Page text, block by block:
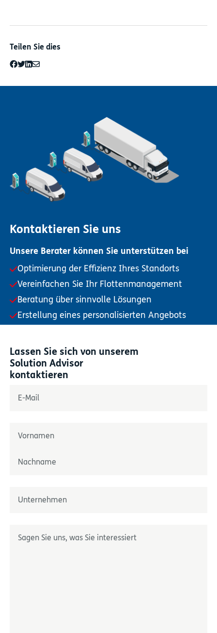
Teilen Sie dies
Kontaktieren Sie uns
Unsere Berater können Sie unterstützen bei
Optimierung der Effizienz Ihres Standorts
Vereinfachen Sie Ihr Flottenmanagement
Beratung über sinnvolle Lösungen
Erstellung eines personalisierten Angebots
Lassen Sie sich von unserem
Solution Advisor
kontaktieren